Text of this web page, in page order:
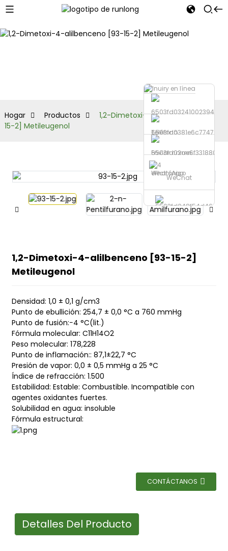
Teléfono
Enviar correo
electrónico
WhatsApp
WeChat
Hogar Productos
1,2-Dimetoxi-4-alilbenceno [93-
15-2] Metileugenol
1,2-Dimetoxi-4-alilbenceno [93-15-2]
Metileugenol
Densidad: 1,0 ± 0,1 g/cm3
Punto de ebullición: 254,7 ± 0,0 °C a 760 mmHg
Punto de fusión:−4 °C(lit.)
Fórmula molecular: C11H14O2
Peso molecular: 178,228
Punto de inflamación:: 87,1±22,7 °C
Presión de vapor: 0,0 ± 0,5 mmHg a 25 °C
Índice de refracción: 1.500
Estabilidad: Estable: Combustible. Incompatible con
agentes oxidantes fuertes.
Solubilidad en agua: insoluble
Fórmula estructural:
CONTÁCTANOS
Detalles Del Producto